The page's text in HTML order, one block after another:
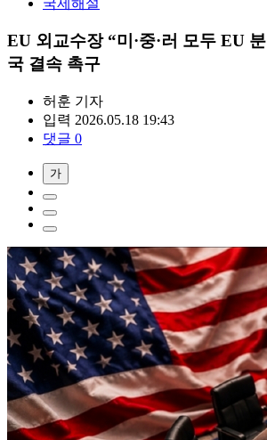
EU 외교수장 “미·중·러 모두 EU
국 결속 촉구
허훈 기자
입력 2026.05.18 19:43
댓글 0
가